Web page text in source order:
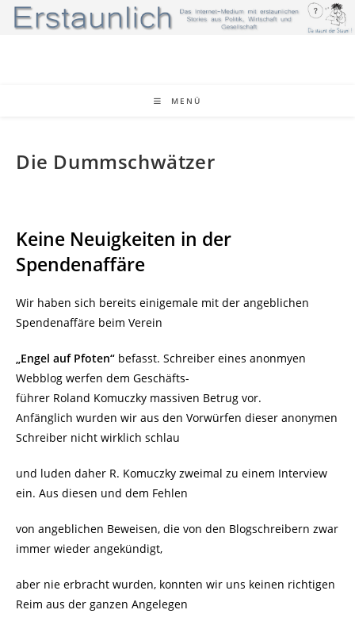
Zum
Inhalt
MENÜ
Die Dummschwätzer
Keine Neuigkeiten in der
Spendenaffäre
Wir haben sich bereits einigemale mit der angeblichen
Spendenaffäre beim Verein
„Engel auf Pfoten“ befasst. Schreiber eines anonmyen
Webblog werfen dem Geschäfts-
führer Roland Komuczky massiven Betrug vor.
Anfänglich wurden wir aus den Vorwürfen dieser anonymen
Schreiber nicht wirklich schlau
und luden daher R. Komuczky zweimal zu einem Interview
ein. Aus diesen und dem Fehlen
von angeblichen Beweisen, die von den Blogschreibern zwar
immer wieder angekündigt,
aber nie erbracht wurden, konnten wir uns keinen richtigen
Reim aus der ganzen Angelegen